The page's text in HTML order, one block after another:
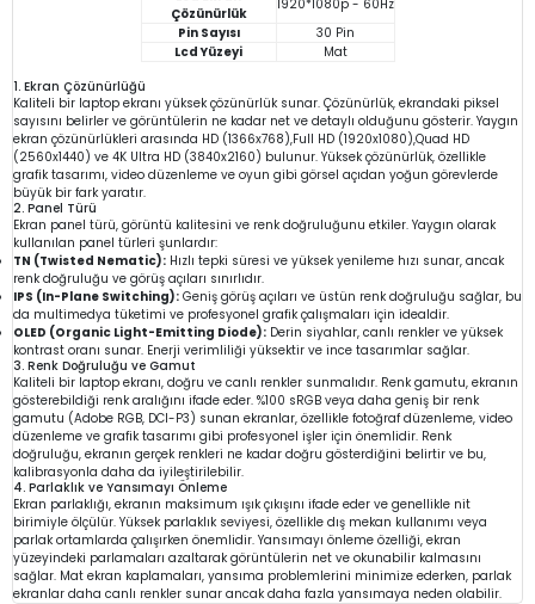
Çözünürlük
1920*1080p - 60Hz
Pin Sayısı
30 Pin
Lcd Yüzeyi
Mat
1. Ekran Çözünürlüğü
Kaliteli bir laptop ekranı yüksek çözünürlük sunar. Çözünürlük, ekrandaki piksel
sayısını belirler ve görüntülerin ne kadar net ve detaylı olduğunu gösterir. Yaygın
ekran çözünürlükleri arasında HD (1366x768),Full HD (1920x1080),Quad HD
(2560x1440) ve 4K Ultra HD (3840x2160) bulunur. Yüksek çözünürlük, özellikle
grafik tasarımı, video düzenleme ve oyun gibi görsel açıdan yoğun görevlerde
büyük bir fark yaratır.
2. Panel Türü
Ekran panel türü, görüntü kalitesini ve renk doğruluğunu etkiler. Yaygın olarak
kullanılan panel türleri şunlardır:
TN (Twisted Nematic): Hızlı tepki süresi ve yüksek yenileme hızı sunar, ancak
renk doğruluğu ve görüş açıları sınırlıdır.
IPS (In-Plane Switching): Geniş görüş açıları ve üstün renk doğruluğu sağlar, bu
da multimedya tüketimi ve profesyonel grafik çalışmaları için idealdir.
OLED (Organic Light-Emitting Diode): Derin siyahlar, canlı renkler ve yüksek
kontrast oranı sunar. Enerji verimliliği yüksektir ve ince tasarımlar sağlar.
3. Renk Doğruluğu ve Gamut
Kaliteli bir laptop ekranı, doğru ve canlı renkler sunmalıdır. Renk gamutu, ekranın
gösterebildiği renk aralığını ifade eder. %100 sRGB veya daha geniş bir renk
gamutu (Adobe RGB, DCI-P3) sunan ekranlar, özellikle fotoğraf düzenleme, video
düzenleme ve grafik tasarımı gibi profesyonel işler için önemlidir. Renk
doğruluğu, ekranın gerçek renkleri ne kadar doğru gösterdiğini belirtir ve bu,
kalibrasyonla daha da iyileştirilebilir.
4. Parlaklık ve Yansımayı Önleme
Ekran parlaklığı, ekranın maksimum ışık çıkışını ifade eder ve genellikle nit
birimiyle ölçülür. Yüksek parlaklık seviyesi, özellikle dış mekan kullanımı veya
parlak ortamlarda çalışırken önemlidir. Yansımayı önleme özelliği, ekran
yüzeyindeki parlamaları azaltarak görüntülerin net ve okunabilir kalmasını
sağlar. Mat ekran kaplamaları, yansıma problemlerini minimize ederken, parlak
ekranlar daha canlı renkler sunar ancak daha fazla yansımaya neden olabilir.